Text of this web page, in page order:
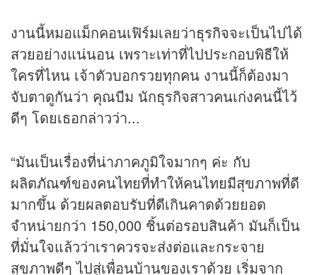
งานนี้หมอแม็กคอนเฟิร์มเลยว่าธุรกิจจะเป็นไปได้
สวยอย่างแน่นอน เพราะเท่าที่ไปประกอบพิธีให้
ใครที่ไหน เจ้าตัวบอกรวยทุกคน งานนี้ก็ต้องมา
จับตาดูกันว่า คุณบีม นักธุรกิจสาวคนเก่งคนนี้ไว้
ดีๆ โดยเธอกล่าวว่า...
“มันเป็นเรื่องที่น่าภาคภูมิใจมากๆ ค่ะ กับ
ผลิตภัณฑ์ของคนไทยที่ทำให้คนไทยมีสุขภาพที่ดี
มากขึ้น ด้วยผลตอบรับที่ดีเกินคาดด้วยยอด
จำหน่ายกว่า 150,000 ชิ้นต่อรอบสินค้า มันก็เป็น
ที่มั่นใจแล้วว่าเราควรจะส่งต่อและกระจาย
สุขภาพดีๆ ไปสู่เพื่อนบ้านของเราด้วย เริ่มจาก